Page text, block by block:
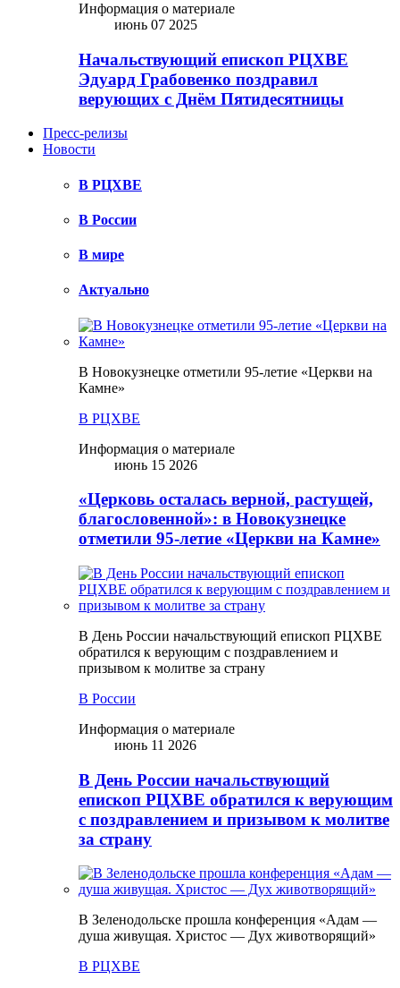
Информация о материале
июнь 07 2025
Начальствующий епископ РЦХВЕ
Эдуард Грабовенко поздравил
верующих с Днём Пятидесятницы
Пресс-релизы
Новости
В РЦХВЕ
В России
В мире
Актуально
В Новокузнецке отметили 95-летие «Церкви на
Камне»
В РЦХВЕ
Информация о материале
июнь 15 2026
«Церковь осталась верной, растущей,
благословенной»: в Новокузнецке
отметили 95-летие «Церкви на Камне»
В День России начальствующий епископ РЦХВЕ
обратился к верующим с поздравлением и
призывом к молитве за страну
В России
Информация о материале
июнь 11 2026
В День России начальствующий
епископ РЦХВЕ обратился к верующим
с поздравлением и призывом к молитве
за страну
В Зеленодольске прошла конференция «Адам —
душа живущая. Христос — Дух животворящий»
В РЦХВЕ